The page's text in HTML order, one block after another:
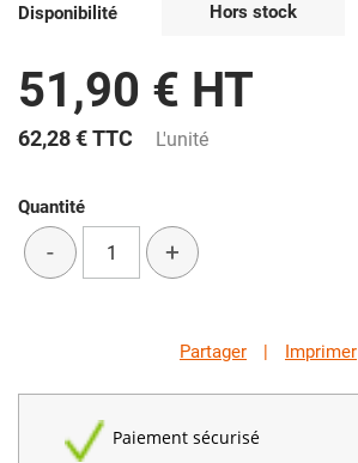
Disponibilité Hors stock
51,90 € HT
62,28 €TTC L'unité
Quantité
- +
Partager | Imprimer
Paiement sécurisé